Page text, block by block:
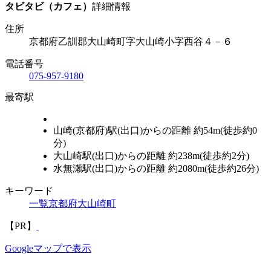
タビタビ（カフェ） 詳細情報
住所
京都府乙訓郡大山崎町字大山崎小字西谷４－６
電話番号
075-957-9180
最寄駅
山崎(京都府)駅(出口)からの距離 約54m(徒歩約0
分)
大山崎駅(出口)からの距離 約238m(徒歩約2分)
水無瀬駅(出口)からの距離 約2080m(徒歩約26分)
キーワード
一覧京都府大山崎町
【PR】
Googleマップで表示